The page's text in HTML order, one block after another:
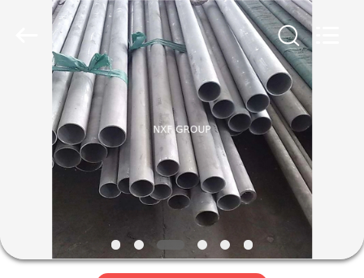
CASA.
PRODUCTOS
NOSOTROS